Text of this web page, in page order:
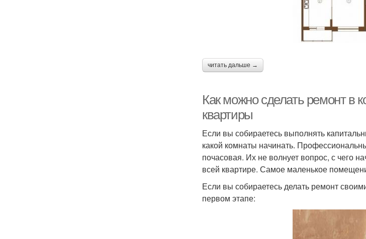
читать дальше →
Как можно сделать ремонт в
квартиры
Если вы собираетесь выполнять
какой комнаты начинать.
почасовая. Их не волнует вопрос, с чего
всей квартире. Самое маленькое
Если вы собираетесь делать ремонт
первом этапе: